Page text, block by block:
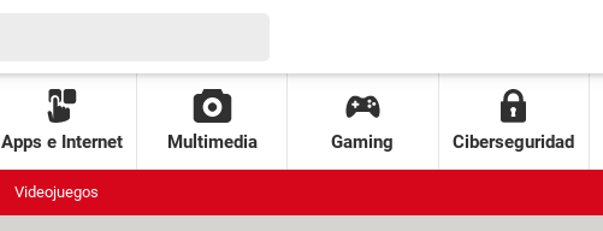
Apps e Internet Multimedia Gaming Ciberseguridad
Videojuegos